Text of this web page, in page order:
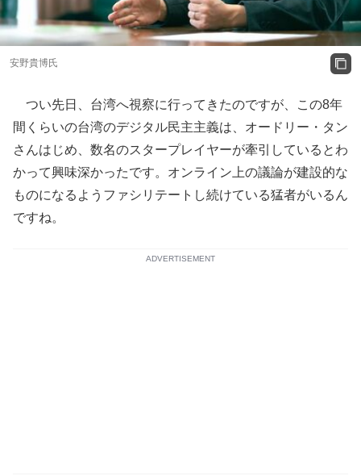
安野貴博氏
つい先日、台湾へ視察に行ってきたのですが、この8年
間くらいの台湾のデジタル民主主義は、オードリー・タン
さんはじめ、数名のスタープレイヤーが牽引しているとわ
かって興味深かったです。オンライン上の議論が建設的な
ものになるようファシリテートし続けている猛者がいるん
ですね。
ADVERTISEMENT